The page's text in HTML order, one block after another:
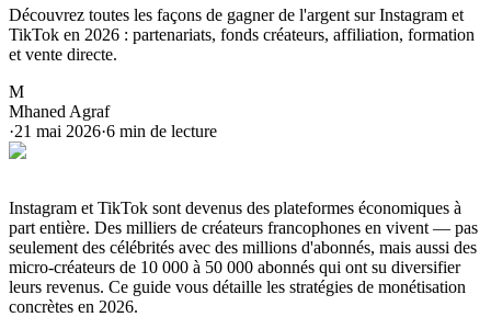
Découvrez toutes les façons de gagner de l'argent sur Instagram et
TikTok en 2026 : partenariats, fonds créateurs, affiliation, formation
et vente directe.
M
Mhaned Agraf
·21 mai 2026·6 min de lecture
Instagram et TikTok sont devenus des plateformes économiques à
part entière. Des milliers de créateurs francophones en vivent — pas
seulement des célébrités avec des millions d'abonnés, mais aussi des
micro-créateurs de 10 000 à 50 000 abonnés qui ont su diversifier
leurs revenus. Ce guide vous détaille les stratégies de monétisation
concrètes en 2026.